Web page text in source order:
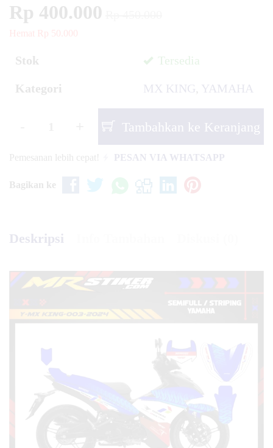
Rp 400.000
Hemat Rp 50.000
Stok Tersedia
Kategori MX KING, YAMAHA
Tambahkan ke Keranjang
Pemesanan lebih cepat! PESAN VIA WHATSAPP
Bagikan ke
Deskripsi